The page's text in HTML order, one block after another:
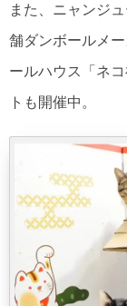
また、ニャンジ
舗ダンボールメ
ールハウス「ネ
トも開催中。